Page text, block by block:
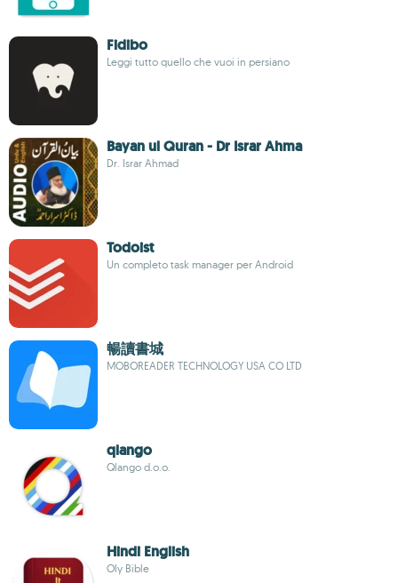
Fidibo
Leggi tutto quello che vuoi in persiano
Bayan ul Quran - Dr Israr Ahma
Dr. Israr Ahmad
Todoist
Un completo task manager per Android
暢讀書城
MOBOREADER TECHNOLOGY USA CO LTD
qlango
Qlango d.o.o.
Hindi English
Oly Bible